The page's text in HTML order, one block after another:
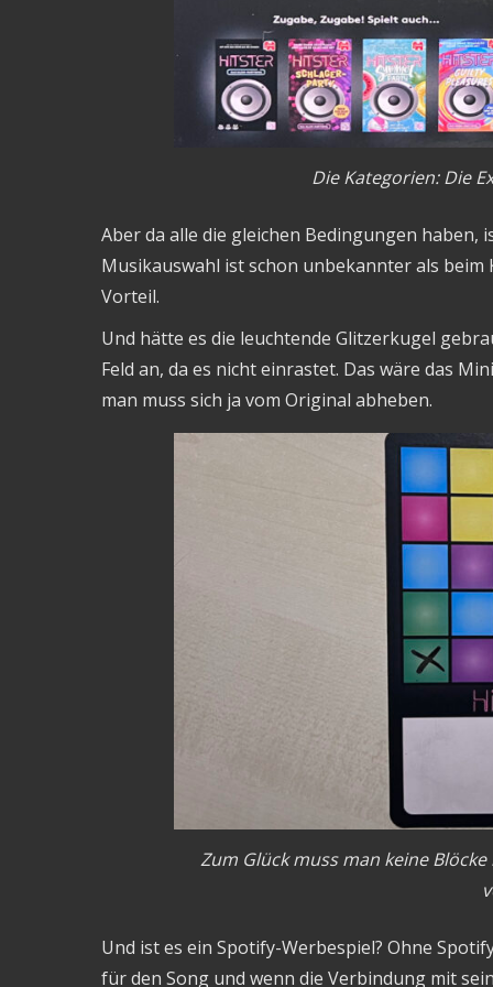
Die Kategorien: Die
Aber da alle die gleichen Bedingungen haben,
Musikauswahl ist schon unbekannter als
Vorteil.
Und hätte es die leuchtende Glitzerkugel
Feld an, da es nicht einrastet. Das wäre das
man muss sich ja vom Original abheben.
Zum Glück muss man keine
Und ist es ein Spotify-Werbespiel? Ohne
für den Song und wenn die Verbindung mit